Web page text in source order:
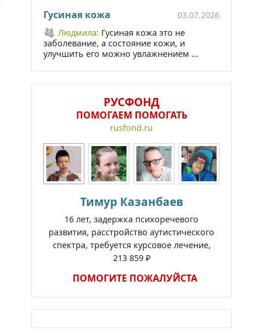
Гусиная кожа
03.07.2026
Людмила: Гусиная кожа это не
заболевание, а состояние кожи, и
улучшить его можно увлажнением ...
РУСФОНД
ПОМОГАЕМ ПОМОГАТЬ
rusfond.ru
Тимур Казанбаев
16 лет, задержка психоречевого
развития, расстройство аутистического
спектра, требуется курсовое лечение,
213 859 ₽
ПОМОГИТЕ ПОЖАЛУЙСТА